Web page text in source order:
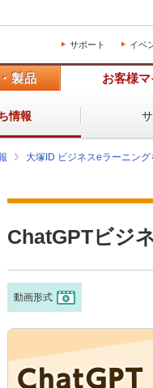
サポート イベ
製品 お客様
情報
大塚ID ビジネスeラーニング
ChatGPTビジ
動画形式